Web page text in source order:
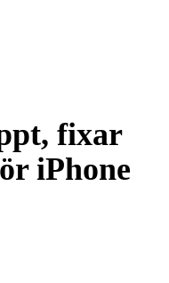
fixar
iPhone